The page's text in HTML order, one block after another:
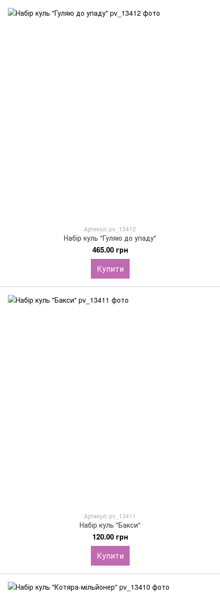
Артикул: pv_13412
Набір куль "Гуляю до упаду"
465.00 грн
Купити
Артикул: pv_13411
Набір куль "Бакси"
120.00 грн
Купити